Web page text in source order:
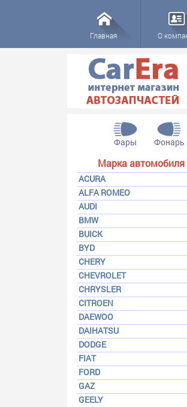
Главная О
Фары Фонарь
Марка автомобиля
ACURA
ALFA ROMEO
AUDI
BMW
BUICK
BYD
CHERY
CHEVROLET
CHRYSLER
CITROEN
DAEWOO
DAIHATSU
DODGE
FIAT
FORD
GAZ
GEELY